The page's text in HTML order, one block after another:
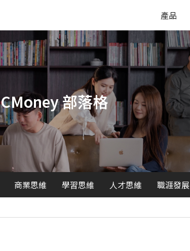
產品
CMoney 部落格
商業思維 學習思維 人才思維 職涯發展